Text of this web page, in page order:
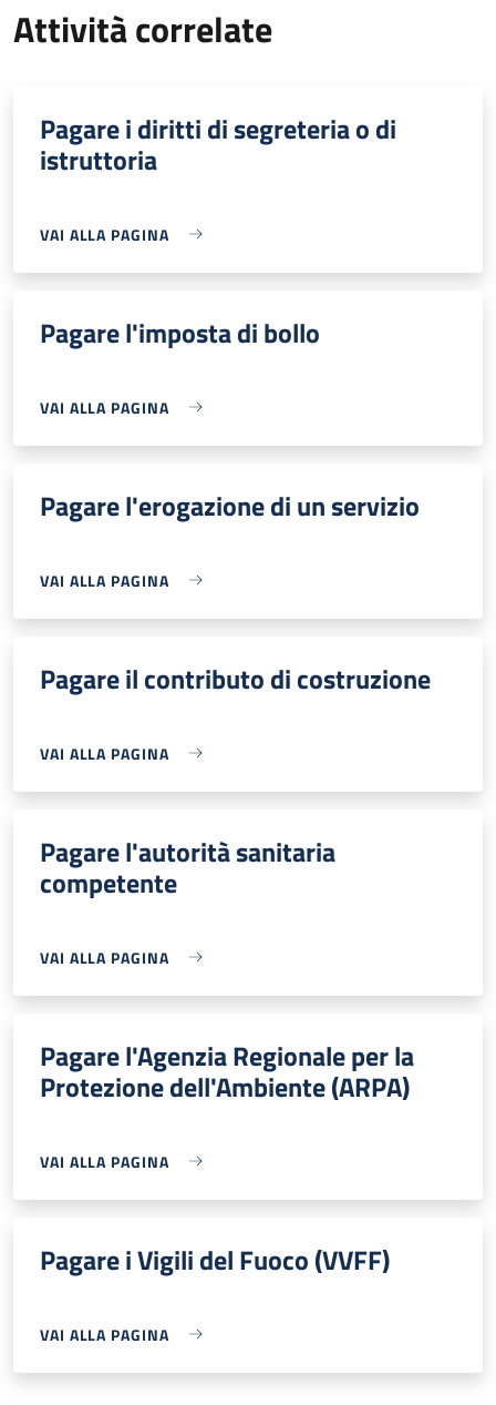
Attività correlate
Pagare i diritti di segreteria o di
istruttoria
VAI ALLA PAGINA
Pagare l'imposta di bollo
VAI ALLA PAGINA
Pagare l'erogazione di un servizio
VAI ALLA PAGINA
Pagare il contributo di costruzione
VAI ALLA PAGINA
Pagare l'autorità sanitaria
competente
VAI ALLA PAGINA
Pagare l'Agenzia Regionale per la
Protezione dell'Ambiente (ARPA)
VAI ALLA PAGINA
Pagare i Vigili del Fuoco (VVFF)
VAI ALLA PAGINA